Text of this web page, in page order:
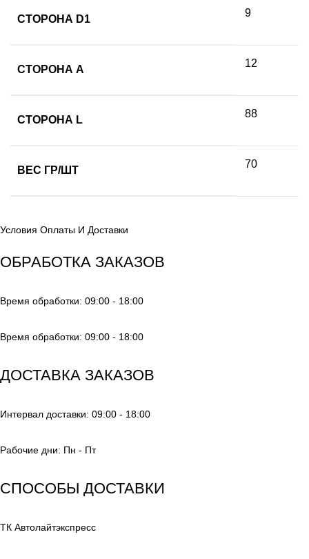
СТОРОНА D1
9
СТОРОНА А
12
СТОРОНА L
88
ВЕС ГР/ШТ
70
Условия Оплаты И Доставки
ОБРАБОТКА ЗАКАЗОВ
Время обработки: 09:00 - 18:00
Время обработки: 09:00 - 18:00
ДОСТАВКА ЗАКАЗОВ
Интервал доставки: 09:00 - 18:00
Рабочие дни: Пн - Пт
СПОСОБЫ ДОСТАВКИ
ТК Автолайтэкспресс